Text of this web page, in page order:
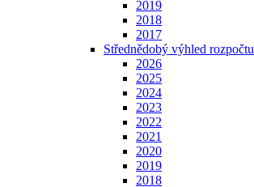
2019
2018
2017
Střednědobý výhled rozpočtu
2026
2025
2024
2023
2022
2021
2020
2019
2018